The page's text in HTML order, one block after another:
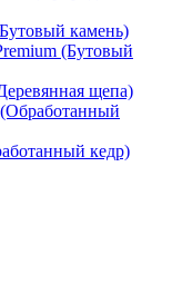
камень)
(Бутовый
щепа)
кедр)